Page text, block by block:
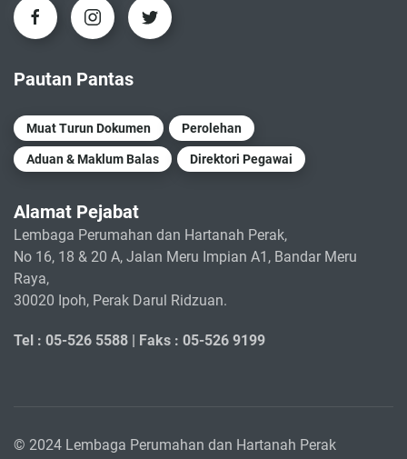
Pautan Pantas
Muat Turun Dokumen Perolehan
Aduan & Maklum Balas Direktori Pegawai
Alamat Pejabat
Lembaga Perumahan dan Hartanah Perak,
No 16, 18 & 20 A, Jalan Meru Impian A1, Bandar Meru
Raya,
30020 Ipoh, Perak Darul Ridzuan.
Tel : 05-526 5588 | Faks : 05-526 9199
© 2024 Lembaga Perumahan dan Hartanah Perak